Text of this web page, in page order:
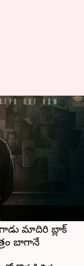
ఆంటోనీ
am
బాగా దగ్గరైన
తో తెలుగులో
మాదిరి బ్లాక్
బాగానే